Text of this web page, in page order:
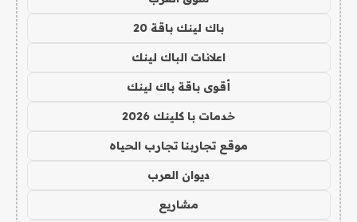
باك لينك باقة 20
اعلانات الباك لينك
أقوى باقة باك لينك
خدمات با كلينك 2026
موقع تجاربنا تجارب الحياه
ديوان العرب
مشاريع